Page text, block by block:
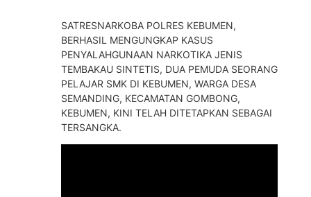
SATRESNARKOBA POLRES KEBUMEN,
BERHASIL MENGUNGKAP KASUS
PENYALAHGUNAAN NARKOTIKA JENIS
TEMBAKAU SINTETIS, DUA PEMUDA SEORANG
PELAJAR SMK DI KEBUMEN, WARGA DESA
SEMANDING, KECAMATAN GOMBONG,
KEBUMEN, KINI TELAH DITETAPKAN SEBAGAI
TERSANGKA.